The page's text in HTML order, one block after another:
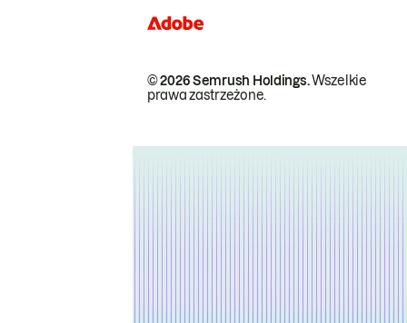
© 2026 Semrush Holdings.Wszelkie
prawa zastrzeżone.